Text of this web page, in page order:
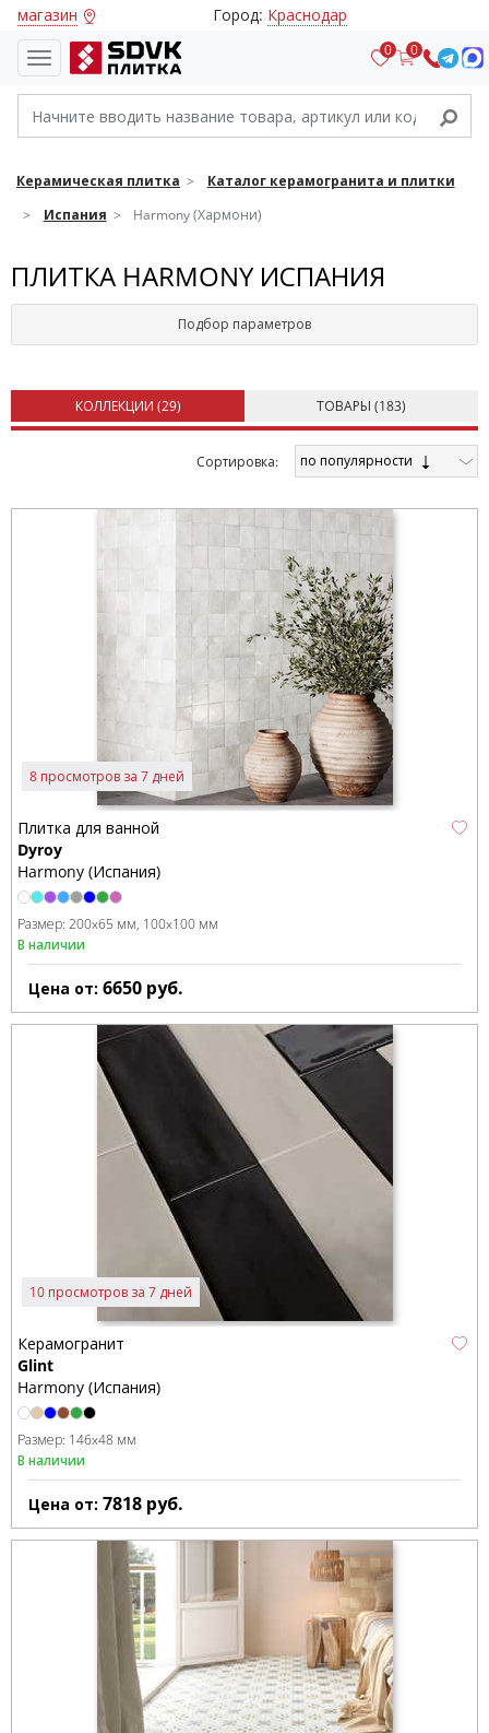
магазин Город: Краснодар
0 0
Керамическая плитка
Каталог керамогранита и плитки
Испания
Harmony (Хармони)
ПЛИТКА HARMONY ИСПАНИЯ
Подбор параметров
КОЛЛЕКЦИИ (29) ТОВАРЫ (183)
Cортировка: по популярности
8 просмотров за 7 дней
Плитка для ванной
Dyroy
Harmony (Испания)
Размер: 200x65 мм 100x100 мм
В наличии
Цена от: 6650 руб.
10 просмотров за 7 дней
Керамогранит
Glint
Harmony (Испания)
Размер: 146x48 мм
В наличии
Цена от: 7818 руб.